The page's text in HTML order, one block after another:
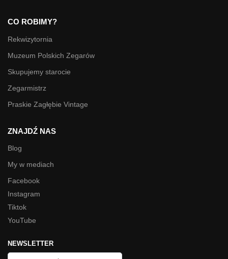
CO ROBIMY?
Rekwizytornia
Muzeum Polskich Zegarów
Skupujemy starocie
Zegarmistrz
Praskie Zagłębie Vintage
ZNAJDŹ NAS
Blog
My w mediach
Facebook
Instagram
Tiktok
YouTube
NEWSLETTER